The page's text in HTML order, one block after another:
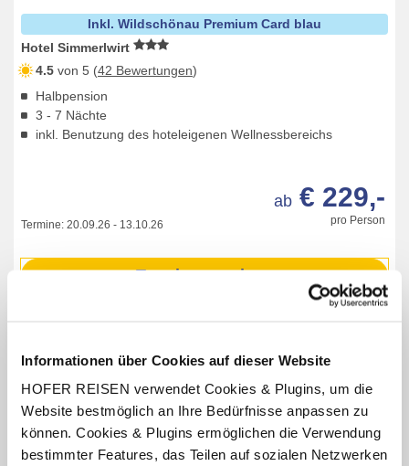
Informationen über Cookies auf dieser Website
HOFER REISEN verwendet Cookies & Plugins, um die
Website bestmöglich an Ihre Bedürfnisse anpassen zu
können. Cookies & Plugins ermöglichen die Verwendung
bestimmter Features, das Teilen auf sozialen Netzwerken
Inkl. Wildschönau Premium Card blau
Hotel Simmerlwirt
4.5 von 5 (42 Bewertungen)
Halbpension
3 - 7 Nächte
inkl. Benutzung des hoteleigenen Wellnessbereichs
Termine: 20.09.26 - 13.10.26 pro Person
ab € 229,-
Termine anzeigen
3 – 7 x Übernachtung im Hotel Simmerlwirt
Verpflegung: Halbpension mit Frühstücksbuffet,
Nachmittagsjause (16:00 – 17:00 Uhr), abends 3-Gang-
Wahlmenü inkl. Salatbuffet